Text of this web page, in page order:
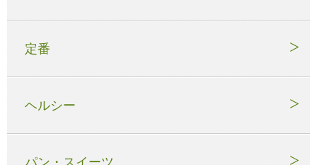
定番
ヘルシー
パン・スイーツ